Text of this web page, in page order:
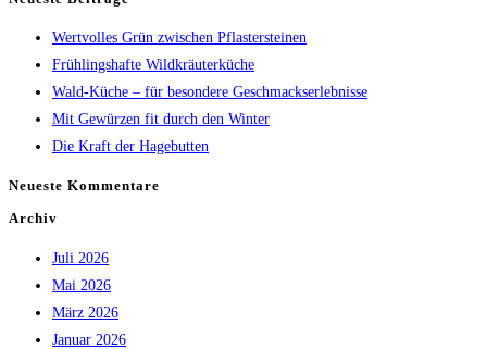
Sonne
als
Heilmittel
nutzen
close
the
search
panel.
Wertvolles Grün zwischen Pflastersteinen
Frühlingshafte Wildkräuterküche
Wald-Küche – für besondere Geschmackserlebnisse
Mit Gewürzen fit durch den Winter
Die Kraft der Hagebutten
Neueste Kommentare
Archiv
Juli 2026
Mai 2026
März 2026
Januar 2026